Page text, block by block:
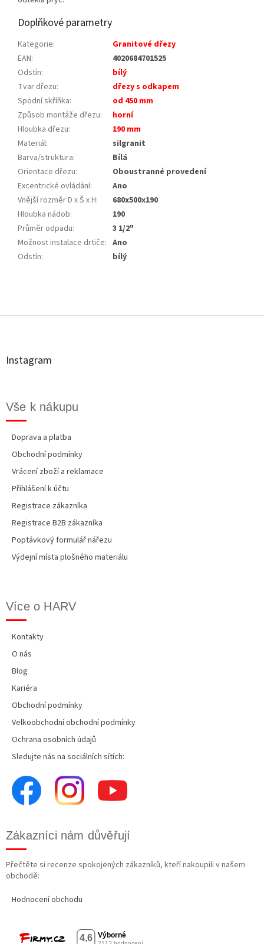
Doplňkové parametry
Kategorie:
Granitové dřezy
EAN:
4020684701525
Odstín:
bílý
Tvar dřezu:
dřezy s odkapem
Spodní skříňka:
od 450 mm
Způsob montáže dřezu:
horní
Hloubka dřezu:
190 mm
Materiál:
silgranit
Barva/struktura:
Bílá
Orientace dřezu:
Oboustranné provedení
Excentrické ovládání:
Ano
Vnější rozměr D x Š x H:
680x500x190
Hloubka nádob:
190
Průměr odpadu:
3 1/2"
Možnost instalace drtiče: Ano
Odstín: bílý
á
Instagram
Vše k nákupu
Doprava a platba
Obchodní podmínky
Vrácení zboží a reklamace
Přihlášení k účtu
Registrace zákazníka
Registrace B2B zákazníka
Poptávkový formulář nářezu
Výdejní místa plošného materiálu
Více o HARV
Kontakty
O nás
Blog
Kariéra
Obchodní podmínky
Velkoobchodní obchodní podmínky
Ochrana osobních údajů
Sledujte nás na sociálních sítích:
Zákazníci nám důvěřují
Přečtěte si recenze spokojených zákazníků, kteří nakoupili v našem
obchodě:
Hodnocení obchodu